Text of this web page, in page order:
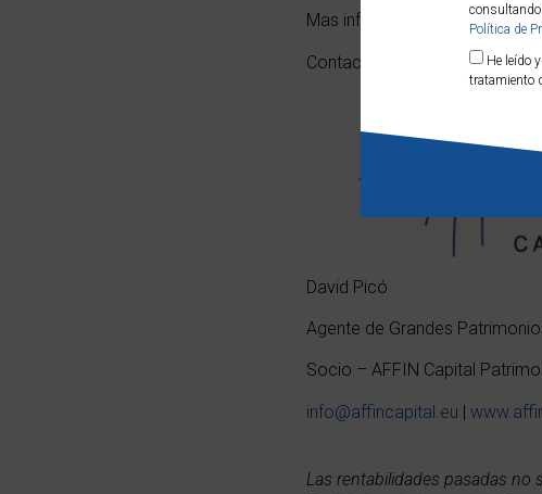
Mas información en:
Contacta con Affin Capital:
David Picó
Agente de Grandes
Socio – AFFIN Capital
info@affincapital.eu |
Las rentabilidades pasadas
consultando
Política de
He leído
tratamiento